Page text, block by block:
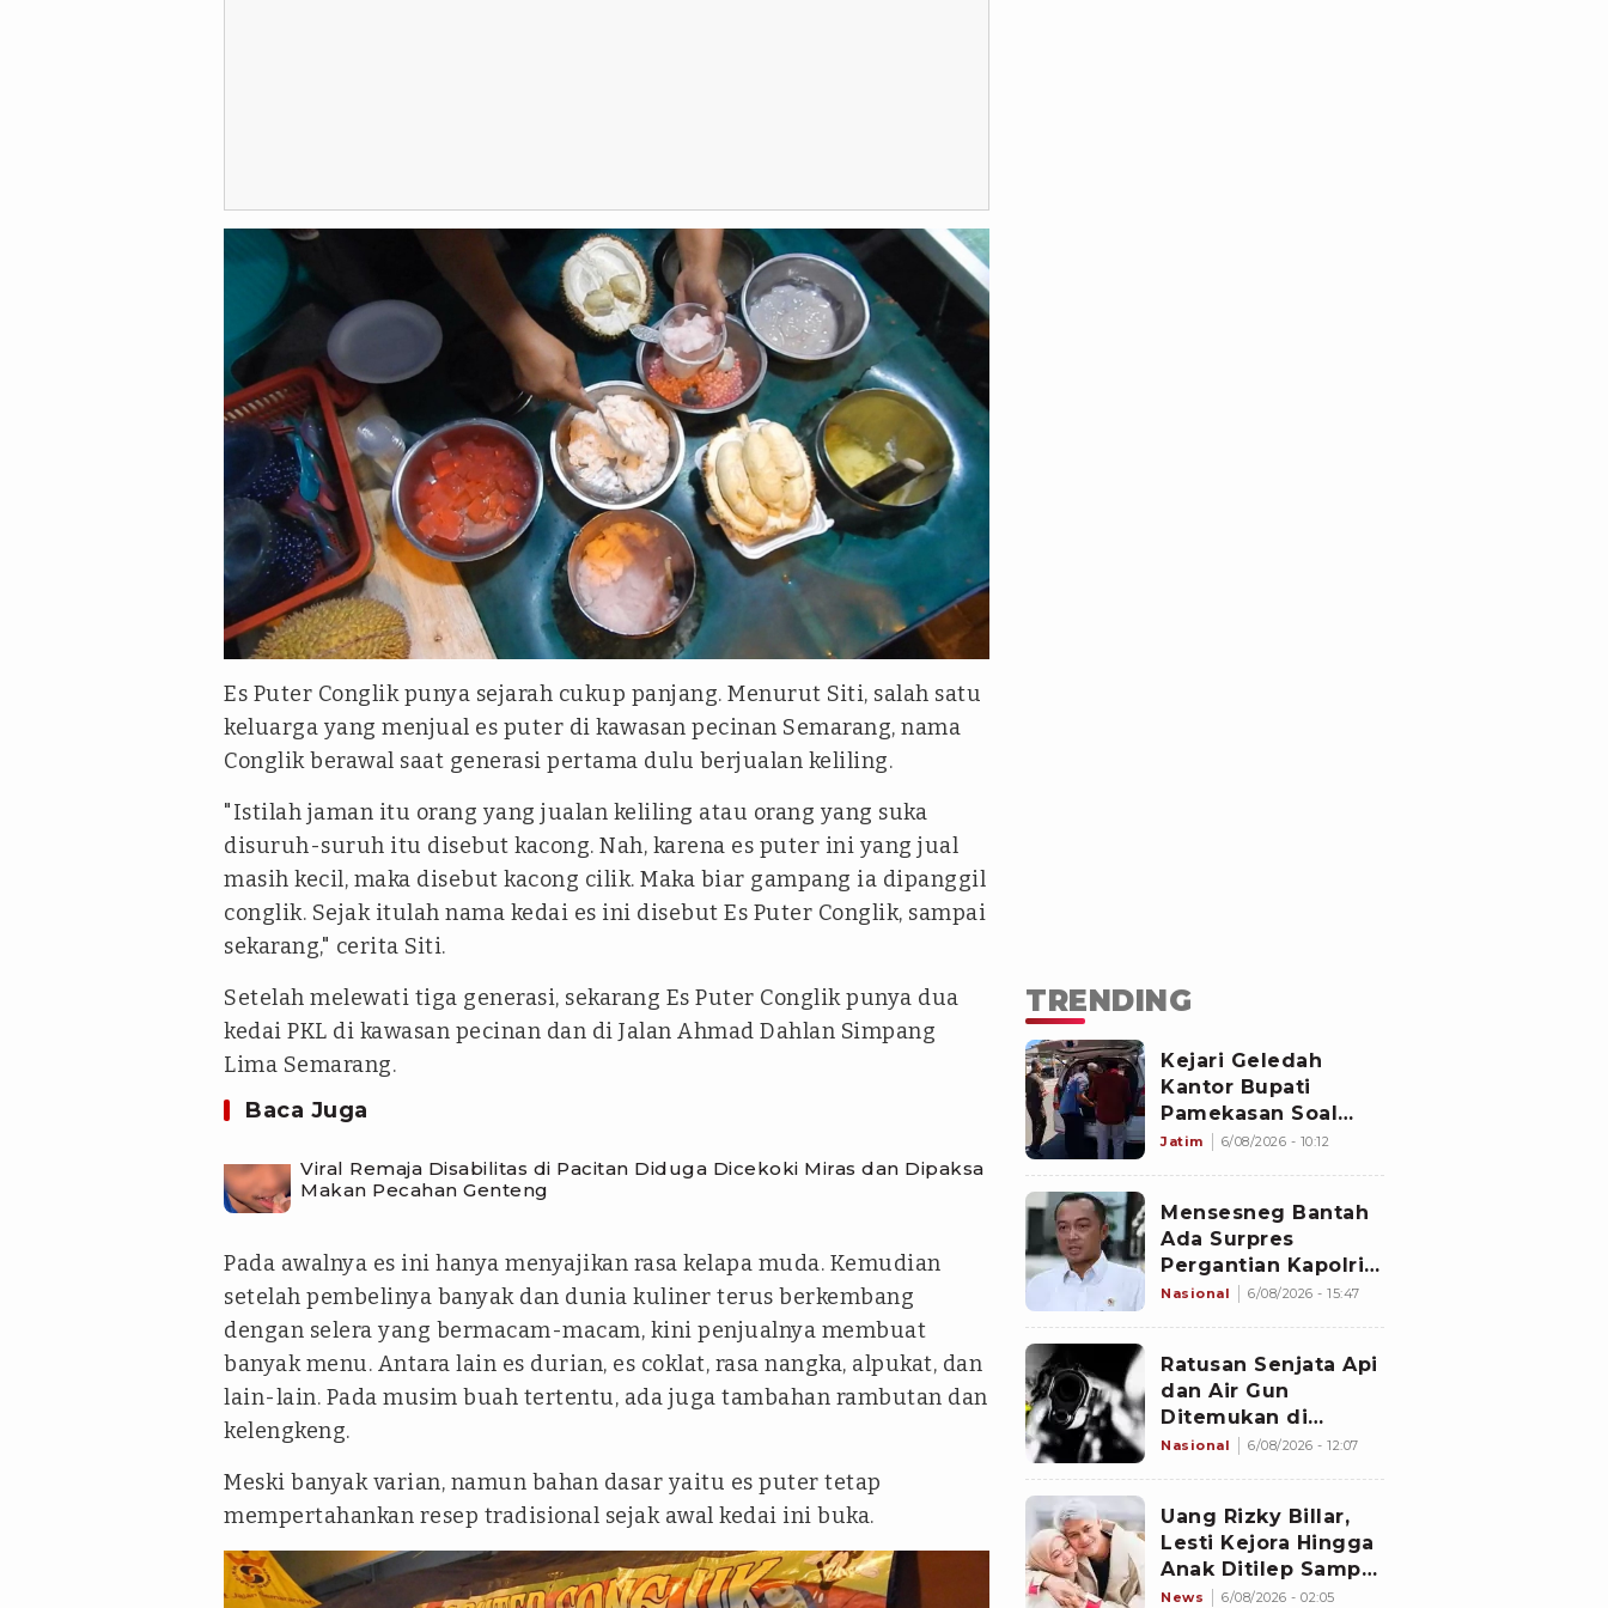
Es Puter Conglik punya sejarah cukup panjang. Menurut Siti, salah satu
keluarga yang menjual es puter di kawasan pecinan Semarang, nama
Conglik berawal saat generasi pertama dulu berjualan keliling.
"Istilah jaman itu orang yang jualan keliling atau orang yang suka
disuruh-suruh itu disebut kacong. Nah, karena es puter ini yang jual
masih kecil, maka disebut kacong cilik. Maka biar gampang ia dipanggil
conglik. Sejak itulah nama kedai es ini disebut Es Puter Conglik, sampai
sekarang," cerita Siti.
Setelah melewati tiga generasi, sekarang Es Puter Conglik punya dua
kedai PKL di kawasan pecinan dan di Jalan Ahmad Dahlan Simpang
Lima Semarang.
Baca Juga
Viral Remaja Disabilitas di Pacitan Diduga Dicekoki Miras dan Dipaksa
Makan Pecahan Genteng
Pada awalnya es ini hanya menyajikan rasa kelapa muda. Kemudian
setelah pembelinya banyak dan dunia kuliner terus berkembang
dengan selera yang bermacam-macam, kini penjualnya membuat
banyak menu. Antara lain es durian, es coklat, rasa nangka, alpukat, dan
lain-lain. Pada musim buah tertentu, ada juga tambahan rambutan dan
kelengkeng.
Meski banyak varian, namun bahan dasar yaitu es puter tetap
mempertahankan resep tradisional sejak awal kedai ini buka.
TRENDING
Kejari Geledah
Kantor Bupati
Pamekasan Soal
Dugaan Korupsi
Milliar
Jatim 6/08/2026 - 10:12
Mensesneg Bantah
Ada Surpres
Pergantian Kapolri:
Tidak Ada
Nasional 6/08/2026 - 15:47
Ratusan Senjata Api
dan Air Gun
Ditemukan di
Sekolah Swasta
Nasional 6/08/2026 - 12:07
Uang Rizky Billar,
Lesti Kejora Hingga
Anak Ditilep Sampai
Rp3,1 Miliar, Pelaku
News 6/08/2026 - 02:05